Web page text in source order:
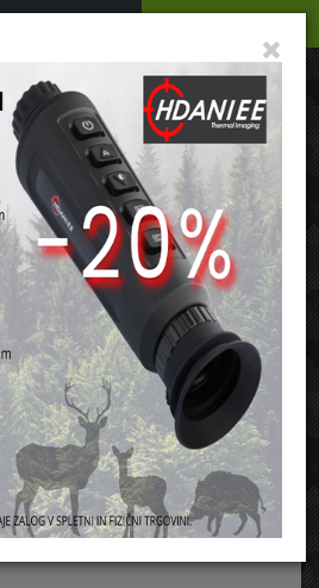
de
Krogelno strelivo za puške 9,3x62